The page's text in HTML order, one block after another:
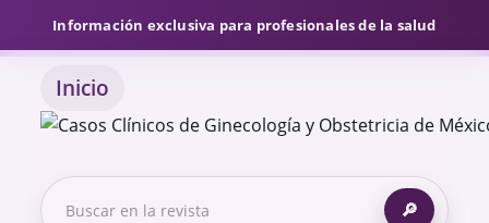
Información exclusiva para profesionales de la salud
Inicio
🔎